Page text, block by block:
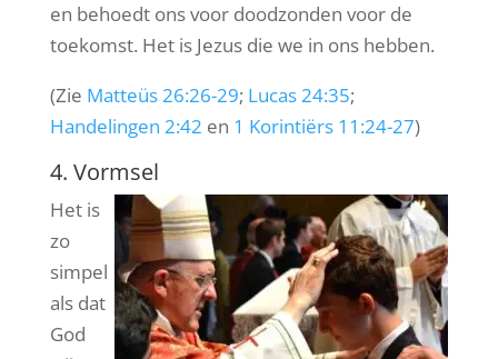
en behoedt ons voor doodzonden voor de
toekomst. Het is Jezus die we in ons hebben.
(Zie Matteüs 26:26-29; Lucas 24:35;
Handelingen 2:42 en 1 Korintiërs 11:24-27)
4. Vormsel
Het is
zo
simpel
als dat
God